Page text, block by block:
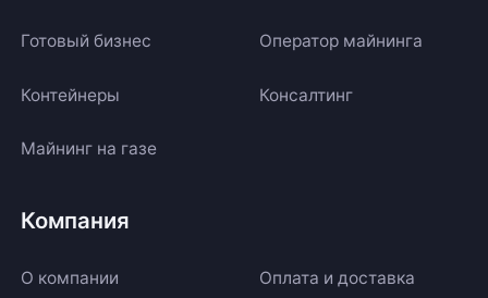
Готовый бизнес
Контейнеры
Майнинг на газе
Оператор майнинга
Консалтинг
Компания
О компании Оплата и доставка